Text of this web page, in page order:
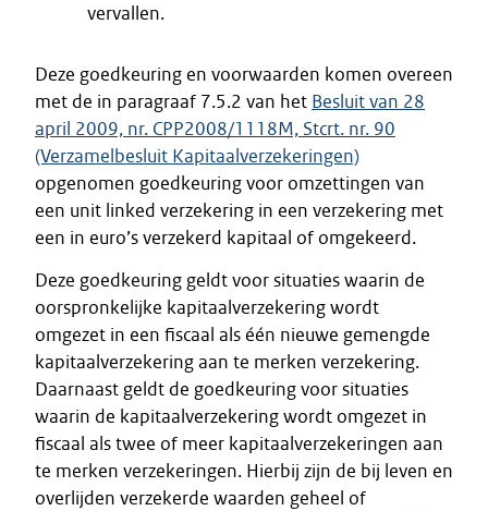
vervallen.
Deze goedkeuring en voorwaarden komen overeen
met de in paragraaf 7.5.2 van het Besluit van 28
april 2009, nr. CPP2008/1118M, Stcrt. nr. 90
(Verzamelbesluit Kapitaalverzekeringen)
opgenomen goedkeuring voor omzettingen van
een unit linked verzekering in een verzekering met
een in euro’s verzekerd kapitaal of omgekeerd.
Deze goedkeuring geldt voor situaties waarin de
oorspronkelijke kapitaalverzekering wordt
omgezet in een fiscaal als één nieuwe gemengde
kapitaalverzekering aan te merken verzekering.
Daarnaast geldt de goedkeuring voor situaties
waarin de kapitaalverzekering wordt omgezet in
fiscaal als twee of meer kapitaalverzekeringen aan
te merken verzekeringen. Hierbij zijn de bij leven en
overlijden verzekerde waarden geheel of